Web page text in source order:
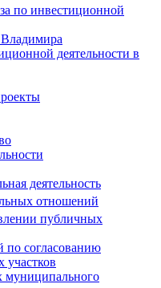
по инвестиционной
деятельности в
деятельность
отношений
публичных
по согласованию
участков
муниципального